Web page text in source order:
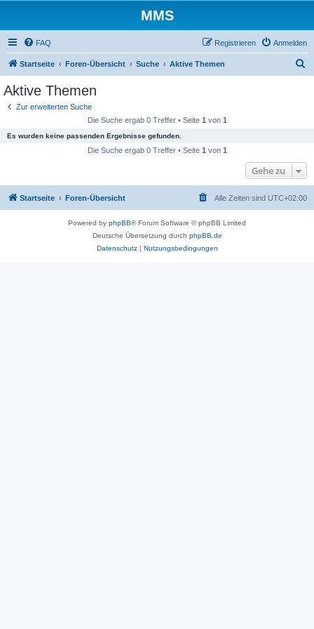
MMS
FAQ Anmelden
Registrieren
Startseite Foren-Übersicht Suche Aktive Themen
Aktive Themen
Zur erweiterten Suche
Die Suche ergab 0 Treffer • Seite 1 von 1
Es wurden keine passenden Ergebnisse gefunden.
Die Suche ergab 0 Treffer • Seite 1 von 1
Gehe zu
Startseite Foren-Übersicht Alle Zeiten sind UTC+02:00
Powered by phpBB® Forum Software © phpBB Limited
Deutsche Übersetzung durch phpBB.de
Datenschutz| Nutzungsbedingungen